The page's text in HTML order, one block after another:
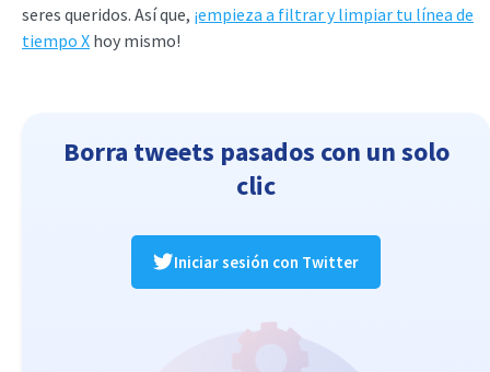
seres queridos. Así que, ¡empieza a filtrar y limpiar tu línea de
tiempo X hoy mismo!
Borra tweets pasados con un solo
clic
Iniciar sesión con Twitter